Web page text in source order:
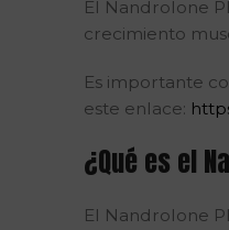
El Nandrolone
crecimiento
Es importante
este enlace:
¿Qué es el
El Nandrolone